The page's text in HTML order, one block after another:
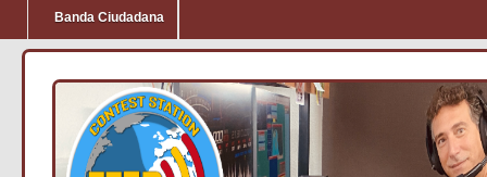
Banda Ciudadana